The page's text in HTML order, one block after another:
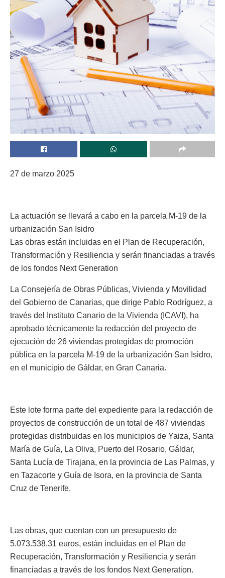
27 de marzo 2025
La actuación se llevará a cabo en la parcela M-19 de la
urbanización San Isidro
Las obras están incluidas en el Plan de Recuperación,
Transformación y Resiliencia y serán financiadas a través
de los fondos Next Generation
La Consejería de Obras Públicas, Vivienda y Movilidad
del Gobierno de Canarias, que dirige Pablo Rodríguez, a
través del Instituto Canario de la Vivienda (ICAVI), ha
aprobado técnicamente la redacción del proyecto de
ejecución de 26 viviendas protegidas de promoción
pública en la parcela M-19 de la urbanización San Isidro,
en el municipio de Gáldar, en Gran Canaria.
Este lote forma parte del expediente para la redacción de
proyectos de construcción de un total de 487 viviendas
protegidas distribuidas en los municipios de Yaiza, Santa
María de Guía, La Oliva, Puerto del Rosario, Gáldar,
Santa Lucía de Tirajana, en la provincia de Las Palmas, y
en Tazacorte y Guía de Isora, en la provincia de Santa
Cruz de Tenerife.
Las obras, que cuentan con un presupuesto de
5.073.538,31 euros, están incluidas en el Plan de
Recuperación, Transformación y Resiliencia y serán
financiadas a través de los fondos Next Generation.